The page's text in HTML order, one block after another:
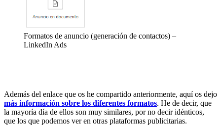
Formatos de anuncio (generación de contactos) –
LinkedIn Ads
Además del enlace que os he compartido anteriormente, aquí os dejo
más información sobre los diferentes formatos. He de decir, que
la mayoría día de ellos son muy similares, por no decir idénticos,
que los que podemos ver en otras plataformas publicitarias.